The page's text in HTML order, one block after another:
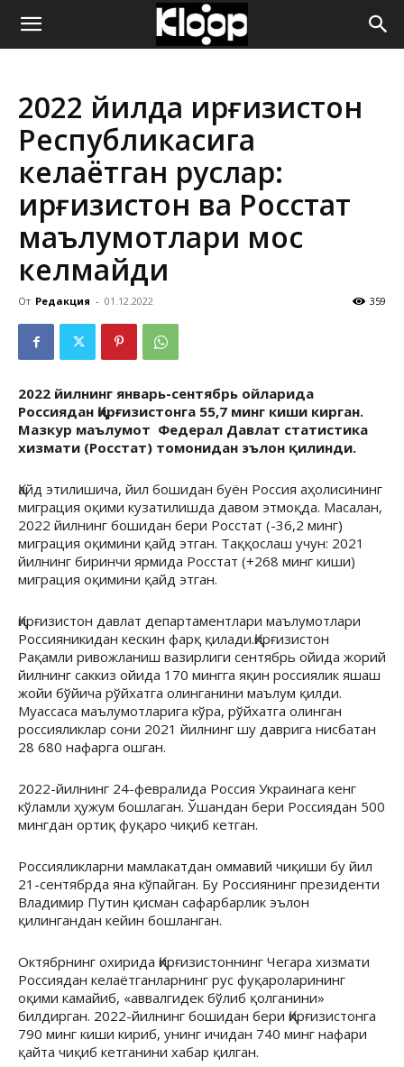
ҚИРҒИЗИСТОН
ЯНГИЛИКЛАРИ
2022 йилда Қирғизистон
Республикасига
келаётган руслар:
Қирғизистон ва Росстат
маълумотлари мос
келмайди
От Редакция - 01.12.2022 359
2022 йилнинг январь-сентябрь ойларида
Россиядан Қирғизистонга 55,7 минг киши кирган.
Мазкур маълумот Федерал Давлат статистика
хизмати (Росстат) томонидан эълон қилинди.
Қайд этилишича, йил бошидан буён Россия аҳолисининг
миграция оқими кузатилишда давом этмоқда. Масалан,
2022 йилнинг бошидан бери Росстат (-36,2 минг)
миграция оқимини қайд этган. Таққослаш учун: 2021
йилнинг биринчи ярмида Росстат (+268 минг киши)
миграция оқимини қайд этган.
Қирғизистон давлат департаментлари маълумотлари
Россияникидан кескин фарқ қилади.Қирғизистон
Рақамли ривожланиш вазирлиги сентябрь ойида жорий
йилнинг саккиз ойида 170 мингга яқин россиялик яшаш
жойи бўйича рўйхатга олинганини маълум қилди.
Муассаса маълумотларига кўра, рўйхатга олинган
россияликлар сони 2021 йилнинг шу даврига нисбатан
28 680 нафарга ошган.
2022-йилнинг 24-февралида Россия Украинага кенг
кўламли ҳужум бошлаган. Ўшандан бери Россиядан 500
мингдан ортиқ фуқаро чиқиб кетган.
Россияликларни мамлакатдан оммавий чиқиши бу йил
21-сентябрда яна кўпайган. Бу Россиянинг президенти
Владимир Путин қисман сафарбарлик эълон
қилингандан кейин бошланган.
Октябрнинг охирида Қирғизистоннинг Чегара хизмати
Россиядан келаётганларнинг рус фуқароларининг
оқими камайиб, «аввалгидек бўлиб қолганини»
билдирган. 2022-йилнинг бошидан бери Қирғизистонга
790 минг киши кириб, унинг ичидан 740 минг нафари
қайта чиқиб кетганини хабар қилган.